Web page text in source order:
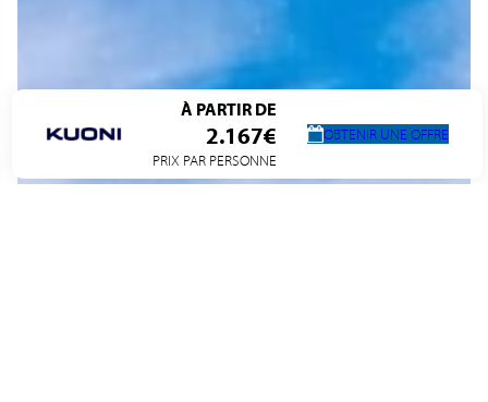
À PARTIR DE
2.167€
PRIX PAR PERSONNE
OBTENIR UNE OFFRE